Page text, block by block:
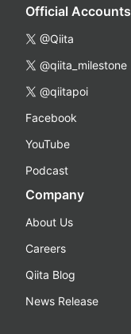
Official Accounts
@Qiita
@qiita_milestone
@qiitapoi
Facebook
YouTube
Podcast
Company
About Us
Careers
Qiita Blog
News Release